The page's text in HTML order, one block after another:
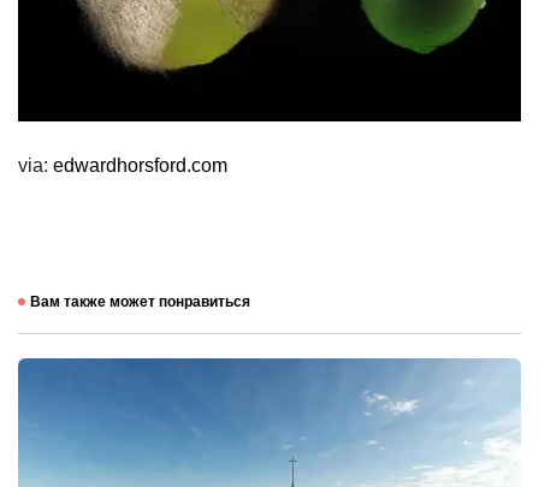
via: edwardhorsford.com
Вам также может понравиться